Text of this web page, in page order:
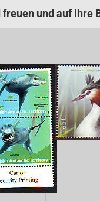
und auf Ihre